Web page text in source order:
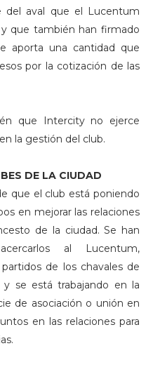
del aval que el Lucentum
que también han firmado
aporta una cantidad que
por la cotización de las
que Intercity no ejerce
la gestión del club.
DE LA CIUDAD
que el club está poniendo
en mejorar las relaciones
de la ciudad. Se han
al Lucentum,
de los chavales de
y se está trabajando en la
de asociación o unión en
en las relaciones para